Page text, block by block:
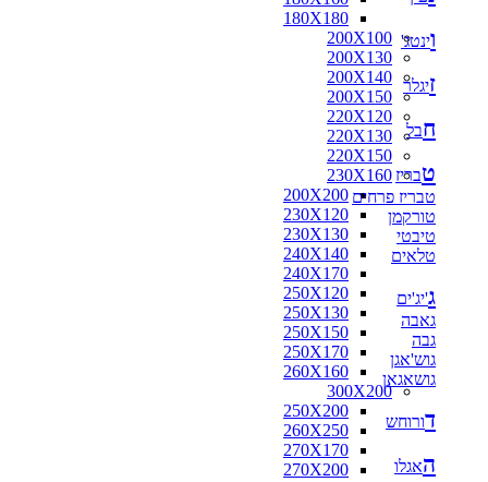
180X180
200X100
200X130
200X140
200X150
220X120
220X130
220X150
230X160
200X200
230X120
230X130
240X140
240X170
250X120
250X130
250X150
250X170
260X160
300X200
250X200
260X250
270X170
270X200
וינטג'
זיגלר
חבל
טבריז
טבריז פרחים
טורקמן
טיבטי
טלאים
ג'יג'ים
גאבה
גבה
גוש'אגן
גושאגאן
דורוחש
האגלו